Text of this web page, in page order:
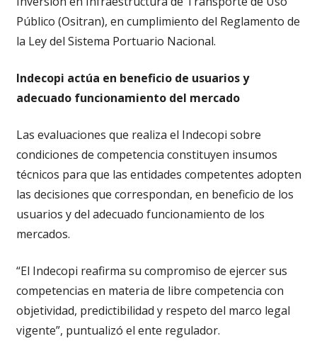
Público (Ositran), en cumplimiento del Reglamento de
la Ley del Sistema Portuario Nacional.
Indecopi actúa en beneficio de usuarios y
adecuado funcionamiento del mercado
Las evaluaciones que realiza el Indecopi sobre
condiciones de competencia constituyen insumos
técnicos para que las entidades competentes adopten
las decisiones que correspondan, en beneficio de los
usuarios y del adecuado funcionamiento de los
mercados.
“El Indecopi reafirma su compromiso de ejercer sus
competencias en materia de libre competencia con
objetividad, predictibilidad y respeto del marco legal
vigente”, puntualizó el ente regulador.